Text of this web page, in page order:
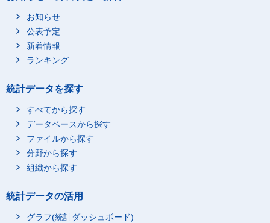
お知らせ
公表予定
新着情報
ランキング
統計データを探す
すべてから探す
データベースから探す
ファイルから探す
分野から探す
組織から探す
統計データの活用
グラフ(統計ダッシュボード)